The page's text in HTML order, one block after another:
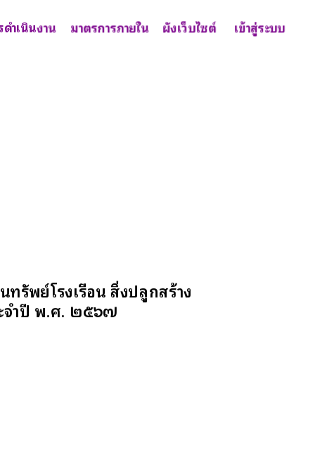
ดำเนินงาน มาตรการภายใน ผังเว็บไซต์ เข้าสู่ระบบ
รัพย์โรงเรือน สิ่งปลูกสร้าง
จำปี พ.ศ. ๒๕๖๗